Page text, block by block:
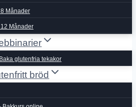
Månader
Månader
glutenfria tekakor
bröd